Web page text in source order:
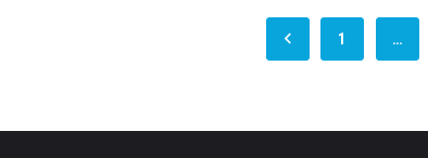
1 …